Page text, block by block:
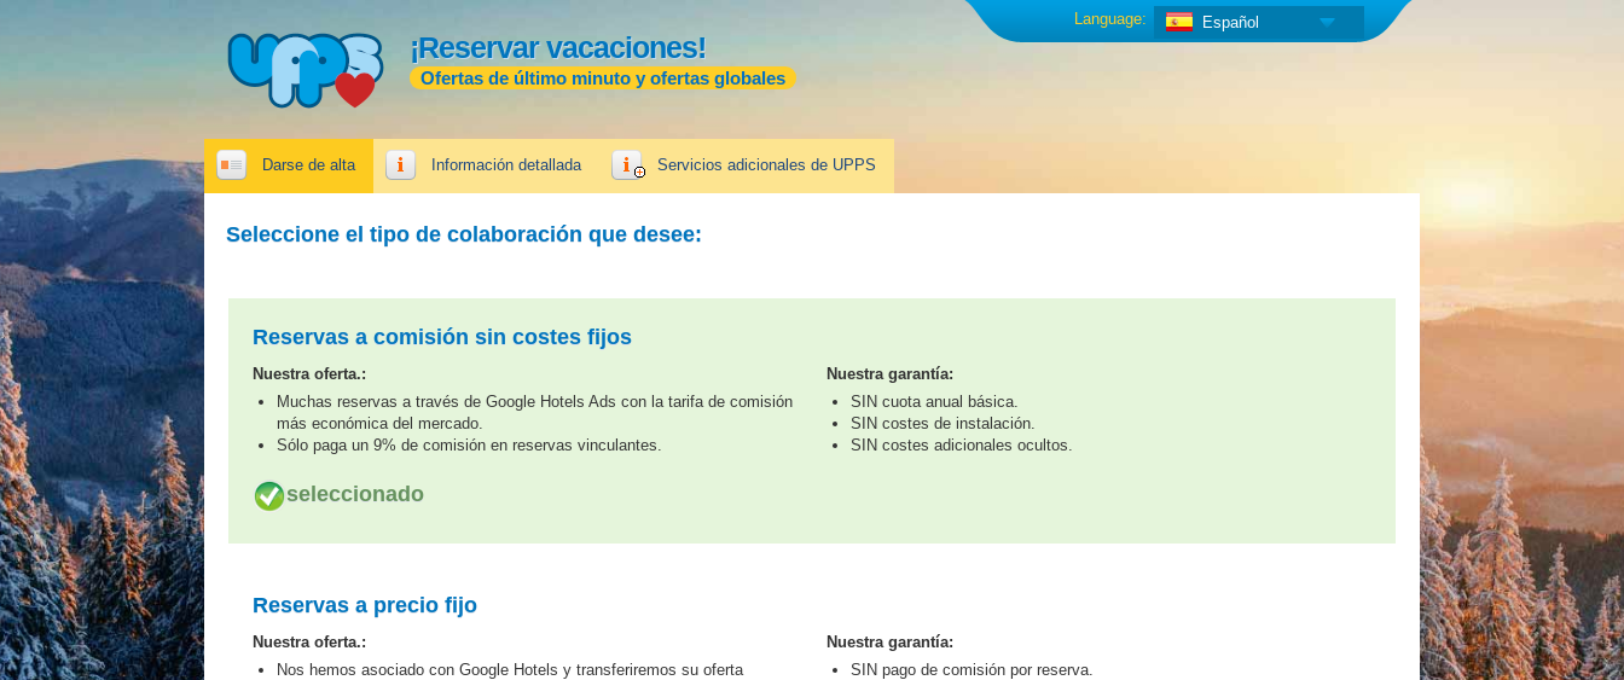
¡Reservar vacaciones!
Ofertas de último minuto y ofertas globales
Español
Language:
Darse de alta Información detallada Servicios adicionales de UPPS
Seleccione el tipo de colaboración que desee:
Reservas a comisión sin costes fijos
Nuestra oferta.:
Muchas reservas a través de Google Hotels Ads con la tarifa de comisión
más económica del mercado.
Sólo paga un 9% de comisión en reservas vinculantes.
Nuestra garantía:
SIN cuota anual básica.
SIN costes de instalación.
SIN costes adicionales ocultos.
seleccionado
Reservas a precio fijo
Nuestra oferta.:
Nos hemos asociado con Google Hotels y transferiremos su oferta
Nuestra garantía:
SIN pago de comisión por reserva.